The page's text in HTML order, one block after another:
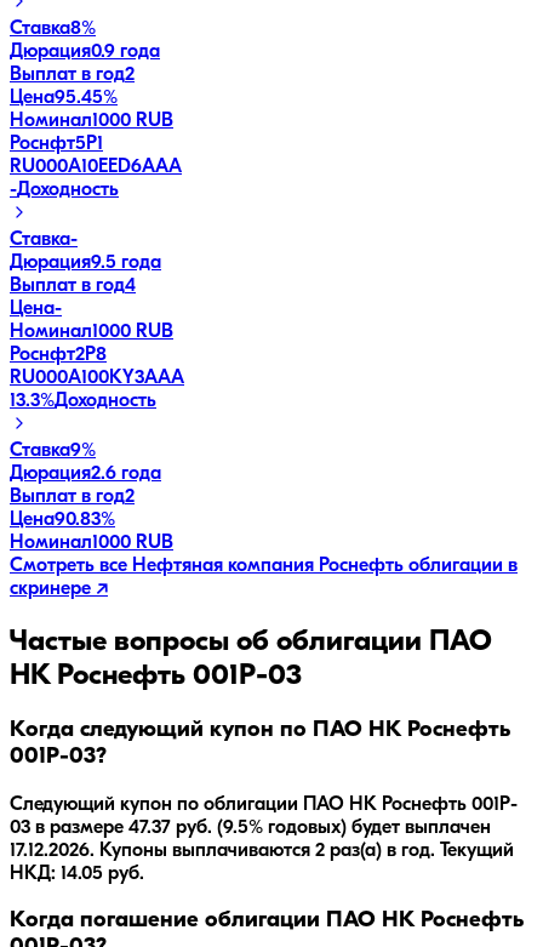
Ставка8%
Дюрация0.9 года
Выплат в год2
Цена95.45%
Номинал1000 RUB
Роснфт5P1
RU000A10EED6AAA
-Доходность
Ставка-
Дюрация9.5 года
Выплат в год4
Цена-
Номинал1000 RUB
Роснфт2P8
RU000A100KY3AAA
13.3%Доходность
Ставка9%
Дюрация2.6 года
Выплат в год2
Цена90.83%
Номинал1000 RUB
Смотреть все Нефтяная компания Роснефть облигации в
скринере ↗
Частые вопросы об облигации ПАО
НК Роснефть 001P-03
Когда следующий купон по ПАО НК Роснефть
001P-03?
Следующий купон по облигации ПАО НК Роснефть 001P-
03 в размере 47.37 руб. (9.5% годовых) будет выплачен
17.12.2026. Купоны выплачиваются 2 раз(а) в год. Текущий
НКД: 14.05 руб.
Когда погашение облигации ПАО НК Роснефть